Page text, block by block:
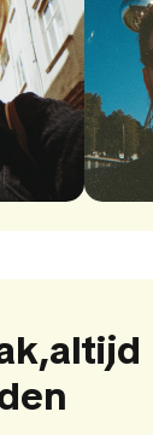
altijd